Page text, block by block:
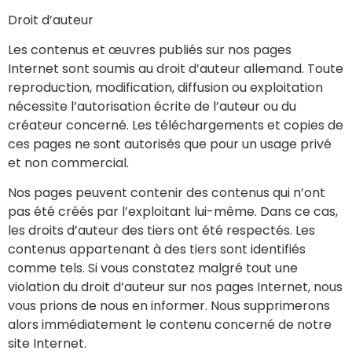
Droit d’auteur
Les contenus et œuvres publiés sur nos pages
Internet sont soumis au droit d’auteur allemand. Toute
reproduction, modification, diffusion ou exploitation
nécessite l’autorisation écrite de l’auteur ou du
créateur concerné. Les téléchargements et copies de
ces pages ne sont autorisés que pour un usage privé
et non commercial.
Nos pages peuvent contenir des contenus qui n’ont
pas été créés par l’exploitant lui-même. Dans ce cas,
les droits d’auteur des tiers ont été respectés. Les
contenus appartenant à des tiers sont identifiés
comme tels. Si vous constatez malgré tout une
violation du droit d’auteur sur nos pages Internet, nous
vous prions de nous en informer. Nous supprimerons
alors immédiatement le contenu concerné de notre
site Internet.